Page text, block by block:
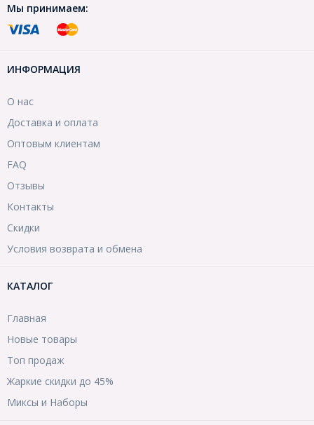
Мы принимаем:
ИНФОРМАЦИЯ
О нас
Доставка и оплата
Оптовым клиентам
FAQ
Отзывы
Контакты
Скидки
Условия возврата и обмена
КАТАЛОГ
Главная
Новые товары
Топ продаж
Жаркие скидки до 45%
Миксы и Наборы